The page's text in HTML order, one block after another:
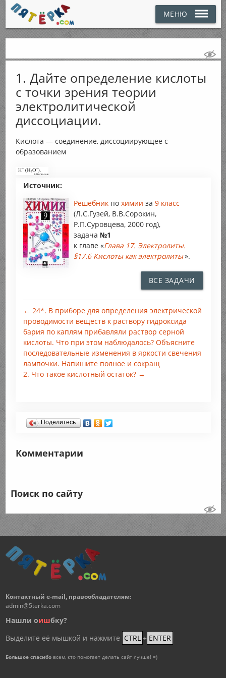
МЕНЮ
1. Дайте определение кислоты
с точки зрения теории
электролитической
диссоциации.
Кислота — соединение, диссоциирующее с
образованием
Источник:
Решебник по химии за 9 класс
(Л.С.Гузей, В.В.Сорокин,
Р.П.Суровцева, 2000 год),
задача №1
к главе «Глава 17. Электролиты.
§17.6 Кислоты как электролиты».
ВСЕ ЗАДАЧИ
← 24*. В приборе для определения электрической
проводимости веществ к раствору гидроксида
бария по каплям прибавляли раствор серной
кислоты. Что при этом наблюдалось? Объясните
последовательные изменения в яркости свечения
лампочки. Напишите полное и сокращ
2. Что такое кислотный остаток? →
Поделитесь:
Комментарии
Поиск по сайту
Контактный e-mail, правообладателям:
admin@5terka.com
Нашли оишбку?
Выделите её мышкой и нажмите CTRL + ENTER
Большое спасибовсем, кто помогает делать сайт лучше! =)